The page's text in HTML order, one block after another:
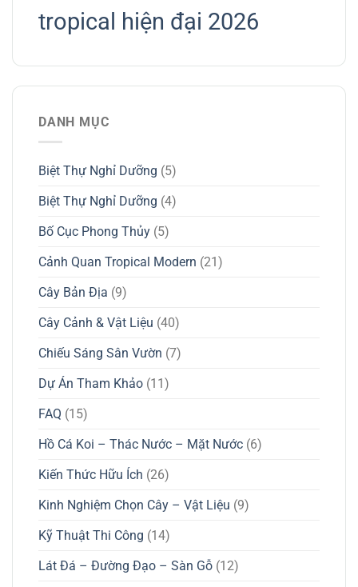
tropical hiện đại 2026
DANH MỤC
Biệt Thự Nghỉ Dưỡng (5)
Biệt Thự Nghỉ Dưỡng (4)
Bố Cục Phong Thủy (5)
Cảnh Quan Tropical Modern (21)
Cây Bản Địa (9)
Cây Cảnh & Vật Liệu (40)
Chiếu Sáng Sân Vườn (7)
Dự Án Tham Khảo (11)
FAQ (15)
Hồ Cá Koi – Thác Nước – Mặt Nước (6)
Kiến Thức Hữu Ích (26)
Kinh Nghiệm Chọn Cây – Vật Liệu (9)
Kỹ Thuật Thi Công (14)
Lát Đá – Đường Đạo – Sàn Gỗ (12)